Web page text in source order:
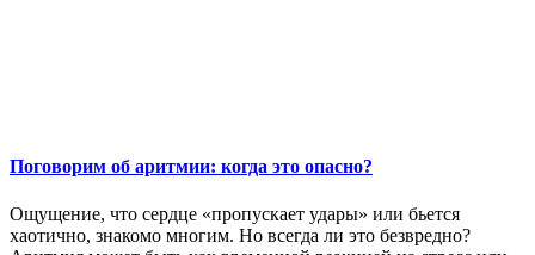
Поговорим об аритмии: когда это опасно?
Ощущение, что сердце «пропускает удары» или бьется
хаотично, знакомо многим. Но всегда ли это безвредно?